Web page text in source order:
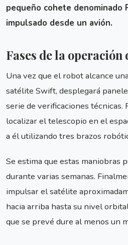
pequeño cohete denominado
impulsado desde un avión.
Fases de la operación
Una vez que el robot alcance
satélite Swift, desplegará
serie de verificaciones técnicas.
localizar el telescopio en el
a él utilizando tres brazos
Se estima que estas maniobras
durante varias semanas.
impulsar el satélite
hacia arriba hasta su nivel
que se prevé dure al menos un